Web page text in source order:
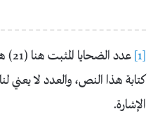
[1]
عدد
كتابة هذا النص، والعدد لا
الإشارة.